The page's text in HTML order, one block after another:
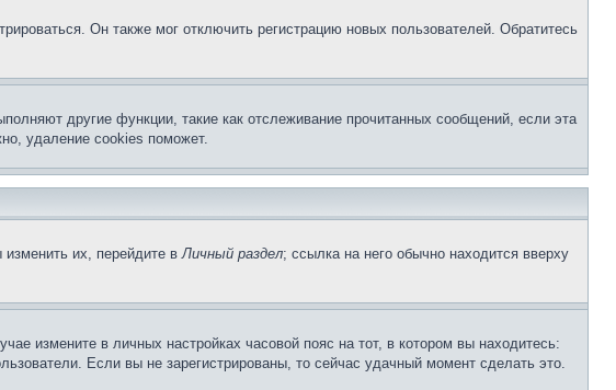
Он также мог отключить регистрацию новых пользователей. Обратитесь
другие функции, такие как отслеживание прочитанных сообщений, если эта
удаление cookies поможет.
изменить их, перейдите вЛичный раздел; ссылка на него обычно находится вверху
измените в личных настройках часовой пояс на тот, в котором вы находитесь:
Если вы не зарегистрированы, то сейчас удачный момент сделать это.